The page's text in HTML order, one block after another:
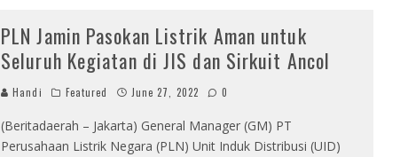
PLN Jamin Pasokan Listrik Aman untuk
Seluruh Kegiatan di JIS dan Sirkuit Ancol
Handi Featured June 27, 2022 0
(Beritadaerah – Jakarta) General Manager (GM) PT
Perusahaan Listrik Negara (PLN) Unit Induk Distribusi (UID)